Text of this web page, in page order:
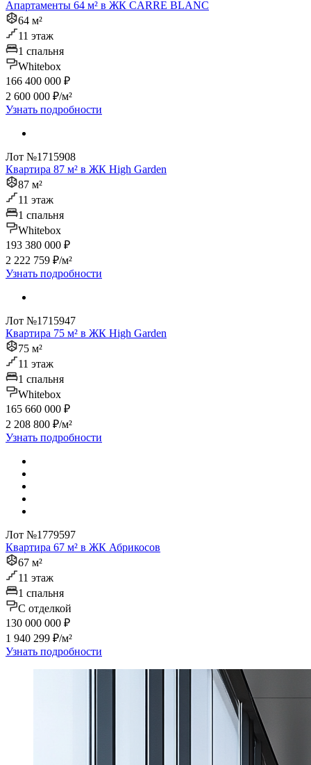
Апартаменты 64 м² в ЖК CARRE BLANC
64 м²
11 этаж
1 спальня
Whitebox
166 400 000 ₽
2 600 000 ₽/м²
Узнать подробности
Лот №1715908
Квартира 87 м² в ЖК High Garden
87 м²
11 этаж
1 спальня
Whitebox
193 380 000 ₽
2 222 759 ₽/м²
Узнать подробности
Лот №1715947
Квартира 75 м² в ЖК High Garden
75 м²
11 этаж
1 спальня
Whitebox
165 660 000 ₽
2 208 800 ₽/м²
Узнать подробности
Лот №1779597
Квартира 67 м² в ЖК Абрикосов
67 м²
11 этаж
1 спальня
C отделкой
130 000 000 ₽
1 940 299 ₽/м²
Узнать подробности